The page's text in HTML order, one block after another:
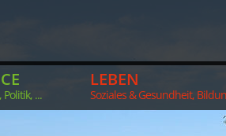
...
LEBEN
Soziales & Gesundheit,